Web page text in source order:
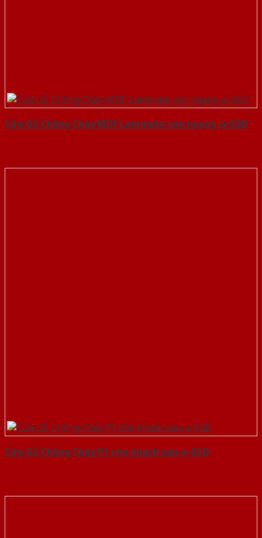
Cửa Gỗ Chống Cháy MDF Laminate van ngang-a-SGD
Cửa Gỗ Chống Cháy P1 cho khach san-a-SGD